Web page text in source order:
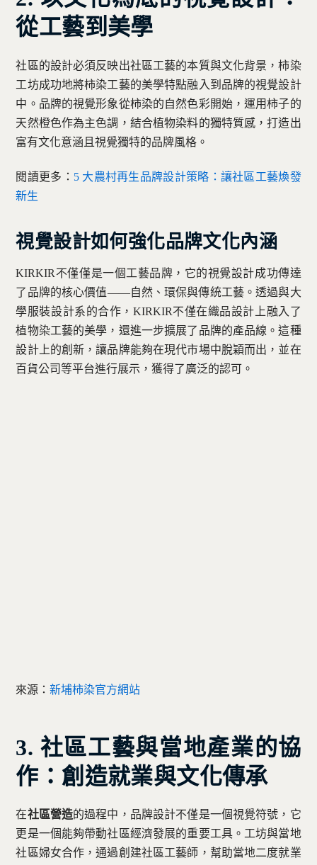
從工藝到美學
社區的設計必須反映出社區工藝的本質與文化背景，柿染
工坊成功地將柿染工藝的美學特點融入到品牌的視覺設計
中。品牌的視覺形象從柿染的自然色彩開始，運用柿子的
天然橙色作為主色調，結合植物染料的獨特質感，打造出
富有文化意涵且視覺獨特的品牌風格。
閱讀更多： 5 大農村再生品牌設計策略：讓社區工藝煥發
新生
視覺設計如何強化品牌文化內涵
KIRKIR不僅僅是一個工藝品牌，它的視覺設計成功傳達
了品牌的核心價值——自然、環保與傳統工藝。透過與大
學服裝設計系的合作，KIRKIR不僅在織品設計上融入了
植物染工藝的美學，還進一步擴展了品牌的產品線。這種
設計上的創新，讓品牌能夠在現代市場中脫穎而出，並在
百貨公司等平台進行展示，獲得了廣泛的認可。
來源：新埔柿染官方網站
3. 社區工藝與當地產業的協
作：創造就業與文化傳承
在社區營造的過程中，品牌設計不僅是一個視覺符號，它
更是一個能夠帶動社區經濟發展的重要工具。工坊與當地
社區婦女合作，通過創建社區工藝師，幫助當地二度就業